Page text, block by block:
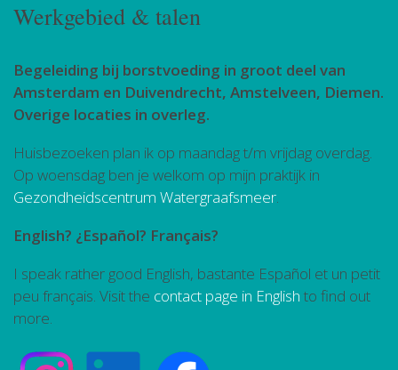
Werkgebied & talen
Begeleiding bij borstvoeding in groot deel van
Amsterdam en Duivendrecht, Amstelveen, Diemen.
Overige locaties in overleg.
Huisbezoeken plan ik op maandag t/m vrijdag overdag.
Op woensdag ben je welkom op mijn praktijk in
Gezondheidscentrum Watergraafsmeer.
English? ¿Español? Français?
I speak rather good English, bastante Español et un petit
peu français. Visit the contact page in English to find out
more.